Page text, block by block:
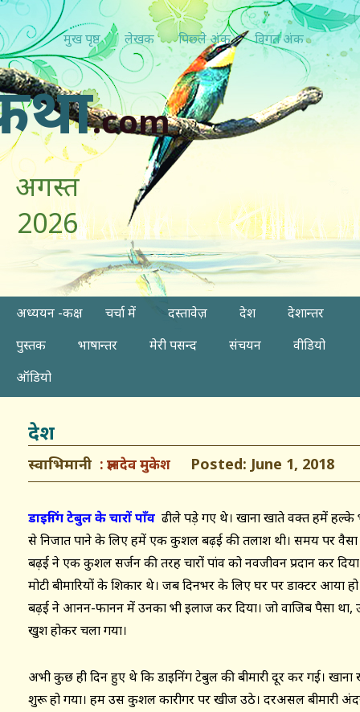
मुख पृष्ठ लेखक पिछ्ले अंक विगत अंक
.com
अगस्त
2026
अध्ययन -कक्ष चर्चा में दस्तावेज़ देश
देशान्तर
पुस्तक
भाषान्तर मेरी पसन्द संचयन
वीडियो
ऑडियो
देश
स्वाभिमानी ज्ञानदेव मुकेश Posted: June 1, 2018
डाइनिंग टेबुल के चारों पाँव ढीले पड़े गए थे। खाना खाते वक्त हमें हल्के
से निजात पाने के लिए हमें एक कुशल बढ़ई की तलाश थी। समय पर वैसा
बढ़ई ने एक कुशल सर्जन की तरह चारों पांव को नवजीवन प्रदान कर
मोटी बीमारियों के शिकार थे। जब दिनभर के लिए घर पर डाक्टर आया
बढ़ई ने आनन-फानन में उनका भी इलाज कर दिया। जो वाजिब पैसा
खुश होकर चला गया।
अभी कुछ ही दिन हुए थे कि डाइनिंग टेबुल की बीमारी दूर कर गई।
शुरू हो गया। हम उस कुशल कारीगर पर खीज उठे। दरअसल बीमारी